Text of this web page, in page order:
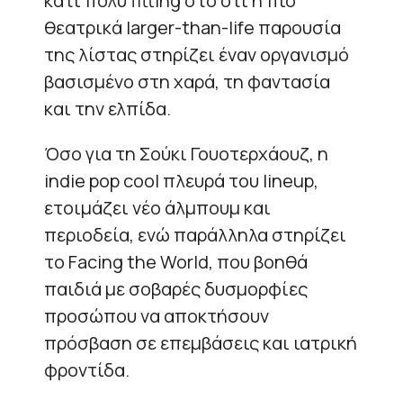
θεατρικά larger-than-life παρουσία
της λίστας στηρίζει έναν οργανισμό
βασισμένο στη χαρά, τη φαντασία
και την ελπίδα.
Όσο για τη Σούκι Γουοτερχάουζ, η
indie pop cool πλευρά του lineup,
ετοιμάζει νέο άλμπουμ και
περιοδεία, ενώ παράλληλα στηρίζει
το Facing the World, που βοηθά
παιδιά με σοβαρές δυσμορφίες
προσώπου να αποκτήσουν
πρόσβαση σε επεμβάσεις και ιατρική
φροντίδα.